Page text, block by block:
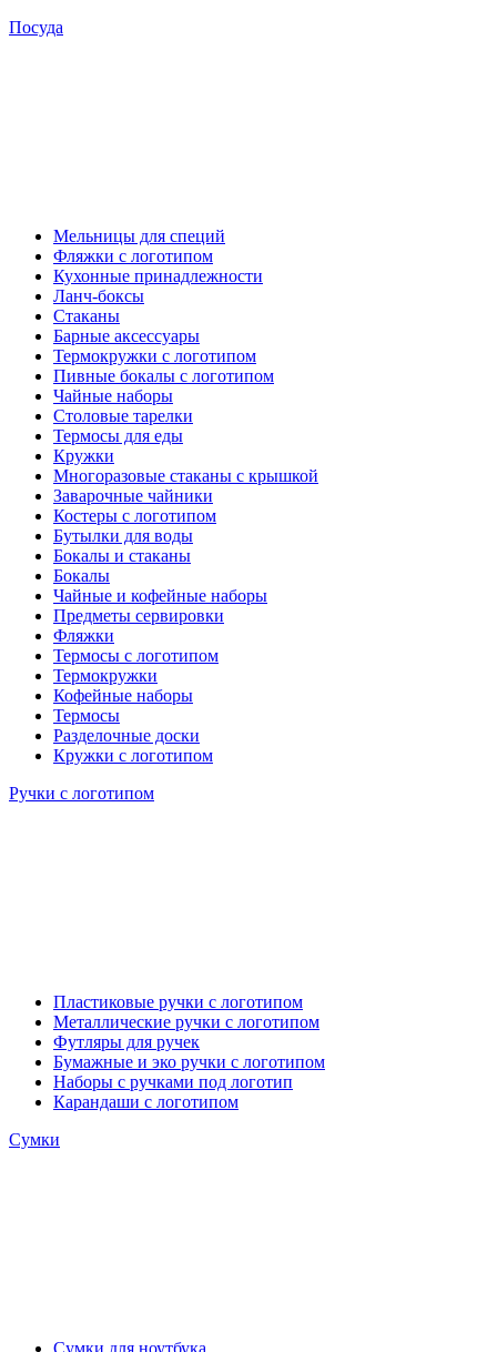
Посуда
Мельницы для специй
Фляжки с логотипом
Кухонные принадлежности
Ланч-боксы
Стаканы
Барные аксессуары
Термокружки с логотипом
Пивные бокалы с логотипом
Чайные наборы
Столовые тарелки
Термосы для еды
Кружки
Многоразовые стаканы с крышкой
Заварочные чайники
Костеры с логотипом
Бутылки для воды
Бокалы и стаканы
Бокалы
Чайные и кофейные наборы
Предметы сервировки
Фляжки
Термосы с логотипом
Термокружки
Кофейные наборы
Термосы
Разделочные доски
Кружки с логотипом
Ручки с логотипом
Пластиковые ручки с логотипом
Металлические ручки с логотипом
Футляры для ручек
Бумажные и эко ручки с логотипом
Наборы с ручками под логотип
Карандаши с логотипом
Сумки
Сумки для ноутбука